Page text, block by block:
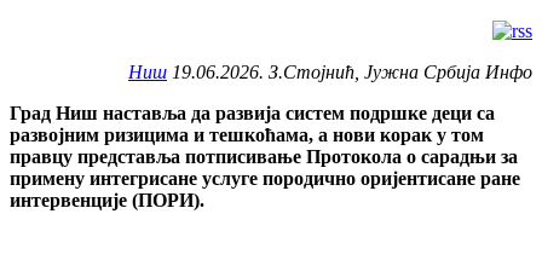
Ниш 19.06.2026. З.Стојнић, Јужна Србија Инфо
Град Ниш наставља да развија систем подршке деци са
развојним ризицима и тешкоћама, а нови корак у том
правцу представља потписивање Протокола о сарадњи за
примену интегрисане услуге породично оријентисане ране
интервенције (ПОРИ).